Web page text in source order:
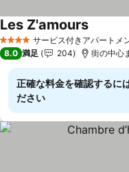
4 ホテルのランクサービス付きアパートメ
Les Z'amours料金を表
8.0 満足 204 街の中心
正確な料金を確認するに
ださい